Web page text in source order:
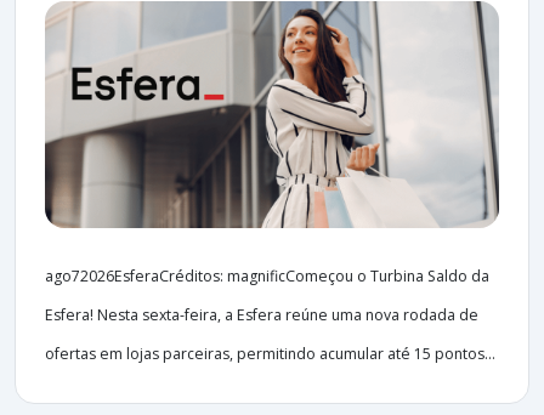
ago72026EsferaCréditos: magnificComeçou o Turbina Saldo da
Esfera! Nesta sexta-feira, a Esfera reúne uma nova rodada de
ofertas em lojas parceiras, permitindo acumular até 15 pontos...